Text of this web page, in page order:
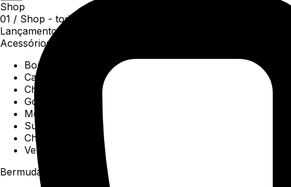
Shop
01 / Shop - todas as categorias da coleção atual
Lançamentos da semana
Acessórios
Boné
Carteiras
Chaveiros
Gorros
Meias
Sunga
Chinelos
Ver todos
Bermudas